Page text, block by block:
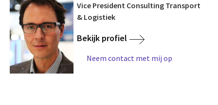
Vice President Consulting Transport
& Logistiek
Bekijk profiel
Neem contact met mij op